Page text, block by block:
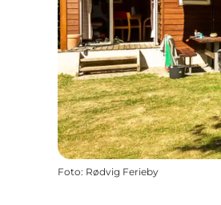
Foto: Rødvig Ferieby